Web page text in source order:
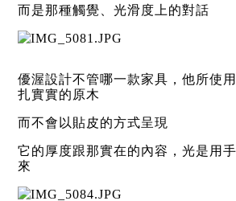
而是那種觸覺、光滑度上的對話
優渥設計不管哪一款家具，他所使
扎實實的原木
而不會以貼皮的方式呈現
它的厚度跟那實在的內容，光是用
來